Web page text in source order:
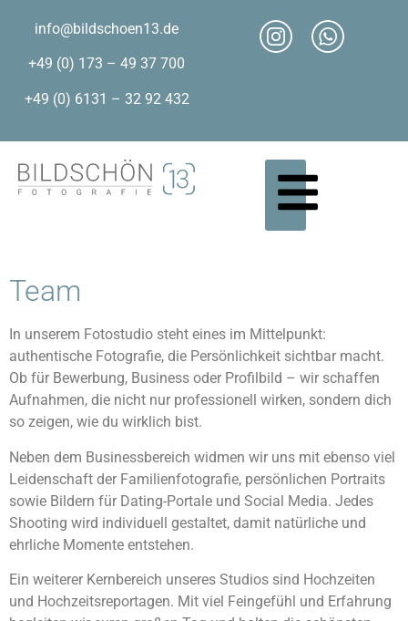
info@bildschoen13.de
+49 (0) 173 – 49 37 700
+49 (0) 6131 – 32 92 432
Team
In unserem Fotostudio steht eines im Mittelpunkt:
authentische Fotografie, die Persönlichkeit sichtbar macht.
Ob für Bewerbung, Business oder Profilbild – wir schaffen
Aufnahmen, die nicht nur professionell wirken, sondern dich
so zeigen, wie du wirklich bist.
Neben dem Businessbereich widmen wir uns mit ebenso viel
Leidenschaft der Familienfotografie, persönlichen Portraits
sowie Bildern für Dating-Portale und Social Media. Jedes
Shooting wird individuell gestaltet, damit natürliche und
ehrliche Momente entstehen.
Ein weiterer Kernbereich unseres Studios sind Hochzeiten
und Hochzeitsreportagen. Mit viel Feingefühl und Erfahrung